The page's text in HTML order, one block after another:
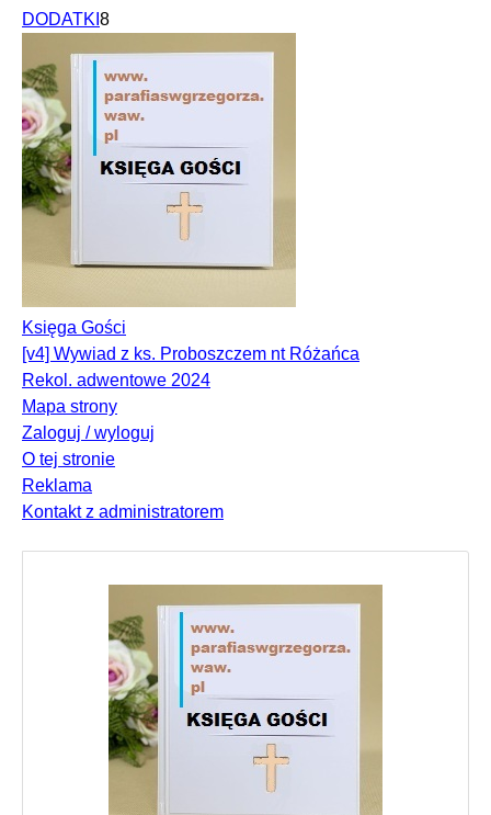
DODATKI 8
Księga Gości
[v4] Wywiad z ks. Proboszczem nt Różańca
Rekol. adwentowe 2024
Mapa strony
Zaloguj / wyloguj
O tej stronie
Reklama
Kontakt z administratorem